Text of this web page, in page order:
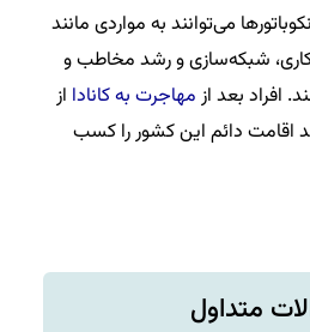
می‌توانند به مواردی مانند
شبکه‌سازی و رشد مخاطب و
افراد بعد از مهاجرت به کانادا از
اقامت دائم این کشور را کسب
متداول